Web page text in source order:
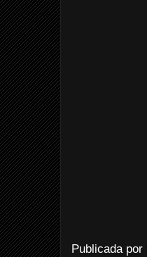
Publicada por